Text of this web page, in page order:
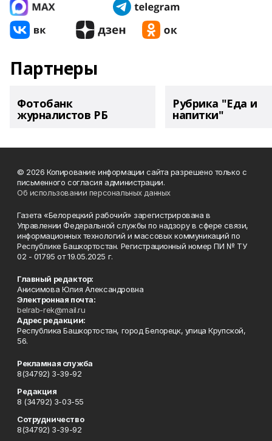
Партнеры
Фотобанк
журналистов РБ
Рубрика "Еда и
напитки"
© 2026 Копирование информации сайта разрешено только с
письменного согласия администрации.
Об использовании персональных данных
Газета «Белорецкий рабочий» зарегистрирована в
Управлении Федеральной службы по надзору в сфере связи,
информационных технологий и массовых коммуникаций по
Республике Башкортостан. Регистрационный номер ПИ № ТУ
02 - 01795 от 19.05.2025 г.
Главный редактор:
Анисимова Юлия Александровна
Электронная почта:
belrab-rek@mail.ru
Адрес редакции:
Республика Башкортостан, город Белорецк, улица Крупской,
56.
Рекламная служба
8(34792) 3-39-92
Редакция
8 (34792) 3-03-55
Сотрудничество
8(34792) 3-39-92